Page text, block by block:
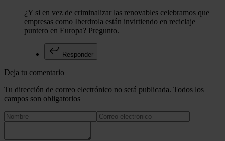
¿Y si en vez de criminalizar las renovables celebramos que
empresas como Iberdrola están invirtiendo en reciclaje
puntero en Europa? Pregunto.
Responder
Deja tu comentario
Tu dirección de correo electrónico no será publicada. Todos los
campos son obligatorios